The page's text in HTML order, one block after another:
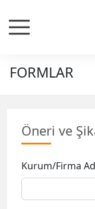
FORMLAR
Öneri ve
Kurum/Firma